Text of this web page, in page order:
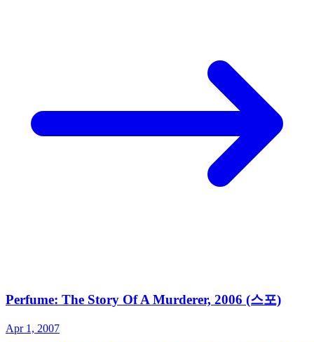
Perfume: The Story Of A Murderer, 2006 (스포)
Apr 1, 2007